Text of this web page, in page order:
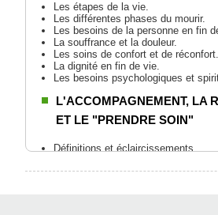
Les étapes de la vie.
Les différentes phases du mourir.
Les besoins de la personne en fin
La souffrance et la douleur.
Les soins de confort et de
La dignité en fin de vie.
Les besoins psychologiques et
L'ACCOMPAGNEMENT, LA
ET LE "PRENDRE SOIN"
Définitions et éclaircissements.
La communication non verbale.